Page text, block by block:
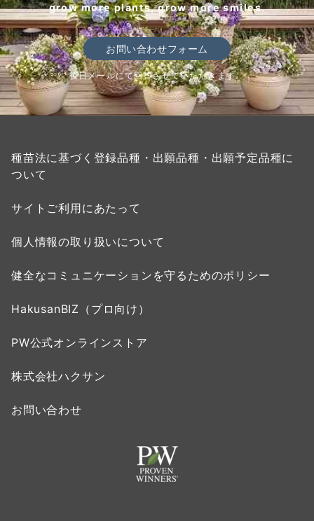
grow more plants, grow more smiles.
お問い合わせフォーム
後日メールにて回答させていただきます。
種苗法に基づく登録品種・出願品種・出願予定品種に
ついて
サイトご利用にあたって
個人情報の取り扱いについて
健全なコミュニケーションを守るためのポリシー
HakusanBIZ（プロ向け）
PW公式オンラインストア
株式会社ハクサン
お問い合わせ